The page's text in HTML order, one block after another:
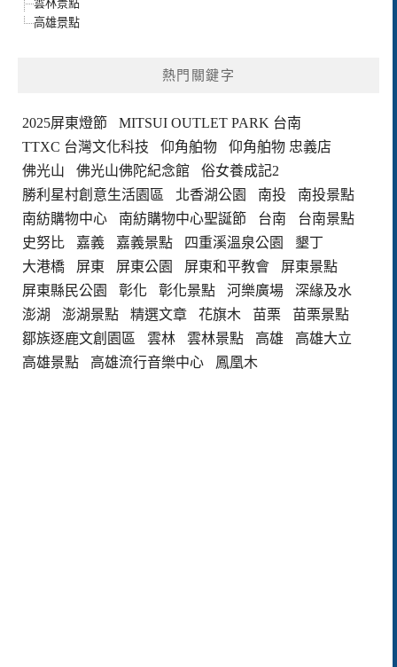
雲林景點
高雄景點
熱門關鍵字
2025屏東燈節
MITSUI OUTLET PARK 台南
TTXC 台灣文化科技
仰角舶物
仰角舶物 忠義店
佛光山
佛光山佛陀紀念館
俗女養成記2
勝利星村創意生活園區
北香湖公園 南投
南投景點
南紡購物中心
南紡購物中心聖誕節 台南
台南景點
史努比
嘉義 嘉義景點 四重溪溫泉公園
墾丁
大港橋
屏東 屏東公園 屏東和平教會
屏東景點
屏東縣民公園
彰化 彰化景點 河樂廣場
深緣及水
澎湖
澎湖景點 精選文章 花旗木 苗栗
苗栗景點
鄒族逐鹿文創園區
雲林 雲林景點 高雄
高雄大立
高雄景點
高雄流行音樂中心 鳳凰木